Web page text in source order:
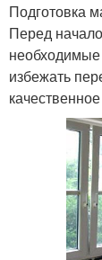
Подготовка
Перед
избежать